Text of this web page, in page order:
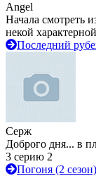
Angel
Начала смотреть
некой характерной
Последний
Серж
Доброго дня... в
3 серию 2
Погоня (2 сезон)